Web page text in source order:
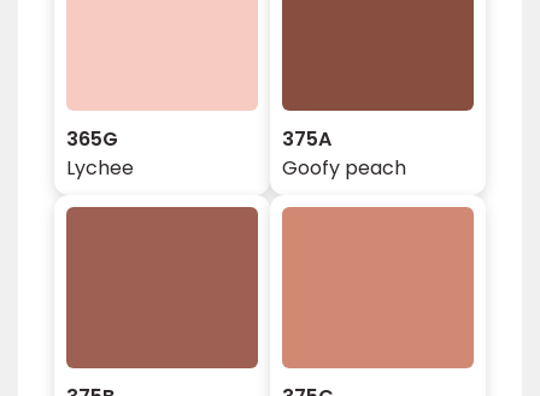
365G
Lychee
375A
Goofy peach